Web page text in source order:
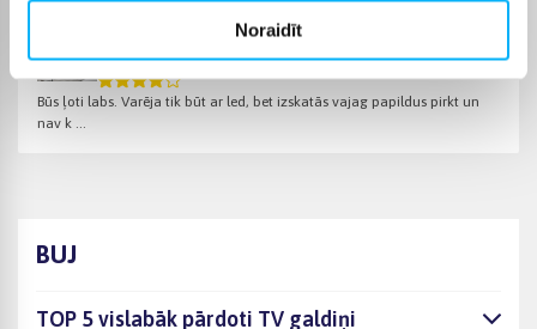
Noraidīt
Apstiprināts pircējs
Būs ļoti labs. Varēja tik būt ar led, bet izskatās vajag papildus pirkt un
nav k ...
BUJ
TOP 5 vislabāk pārdoti TV galdiņi